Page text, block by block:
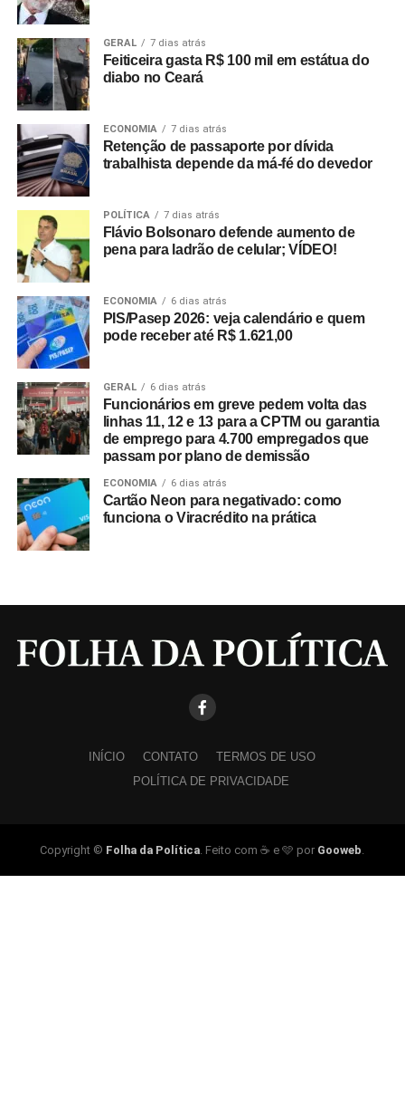
GERAL 7 dias atrás
Feiticeira gasta R$ 100 mil em estátua do
diabo no Ceará
ECONOMIA 7 dias atrás
Retenção de passaporte por dívida
trabalhista depende da má-fé do devedor
POLÍTICA 7 dias atrás
Flávio Bolsonaro defende aumento de
pena para ladrão de celular; VÍDEO!
ECONOMIA 6 dias atrás
PIS/Pasep 2026: veja calendário e quem
pode receber até R$ 1.621,00
GERAL 6 dias atrás
Funcionários em greve pedem volta das
linhas 11, 12 e 13 para a CPTM ou garantia
de emprego para 4.700 empregados que
passam por plano de demissão
ECONOMIA 6 dias atrás
Cartão Neon para negativado: como
funciona o Viracrédito na prática
INÍCIO CONTATO
TERMOS DE USO
POLÍTICA DE PRIVACIDADE
Copyright © Folha da Política. Feito com ☕ e 🩵 por Gooweb.